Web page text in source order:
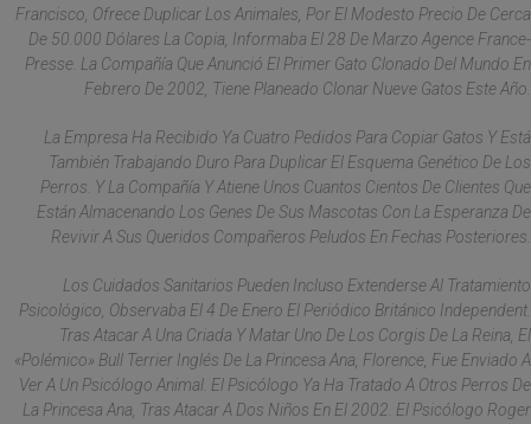
Francisco, Ofrece Duplicar Los Animales, Por El Modesto Precio De Cerca
De 50.000 Dólares La Copia, Informaba El 28 De Marzo Agence France-
Presse. La Compañía Que Anunció El Primer Gato Clonado Del Mundo En
Febrero De 2002, Tiene Planeado Clonar Nueve Gatos Este Año.
La Empresa Ha Recibido Ya Cuatro Pedidos Para Copiar Gatos Y Está
También Trabajando Duro Para Duplicar El Esquema Genético De Los
Perros. Y La Compañía Y Atiene Unos Cuantos Cientos De Clientes Que
Están Almacenando Los Genes De Sus Mascotas Con La Esperanza De
Revivir A Sus Queridos Compañeros Peludos En Fechas Posteriores.
Los Cuidados Sanitarios Pueden Incluso Extenderse Al Tratamiento
Psicológico, Observaba El 4 De Enero El Periódico Británico Independent.
Tras Atacar A Una Criada Y Matar Uno De Los Corgis De La Reina, El
«polémico» Bull Terrier Inglés De La Princesa Ana, Florence, Fue Enviado A
Ver A Un Psicólogo Animal. El Psicólogo Ya Ha Tratado A Otros Perros De
La Princesa Ana, Tras Atacar A Dos Niños En El 2002. El Psicólogo Roger